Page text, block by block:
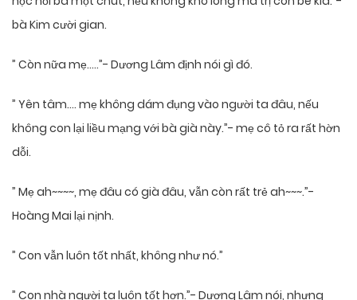
bà Kim cười gian.
” Còn nữa mẹ…..”- Dương Lâm định nói gì đó.
” Yên tâm…. mẹ không dám đụng vào người ta đâu, nếu
không con lại liều mạng với bà già này.”- mẹ cô tỏ ra rất hờn
dỗi.
” Mẹ ah~~~~, mẹ đâu có già đâu, vẫn còn rất trẻ ah~~~.”-
Hoàng Mai lại nịnh.
” Con vẫn luôn tốt nhất, không như nó.”
” Con nhà người ta luôn tốt hơn.”- Dương Lâm nói, nhưng